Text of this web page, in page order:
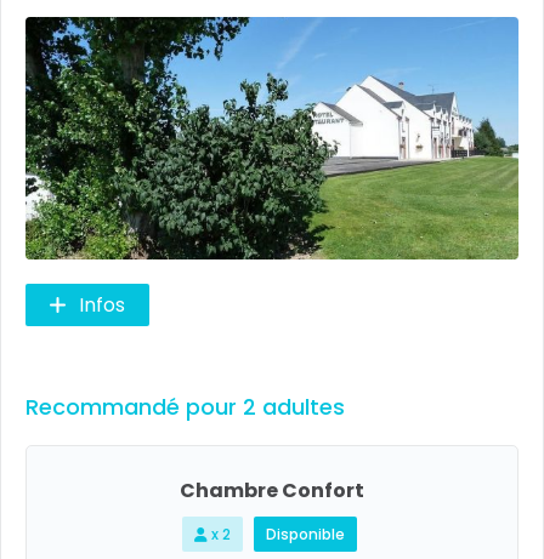
Infos
Recommandé pour 2 adultes
Chambre Confort
x 2 Disponible